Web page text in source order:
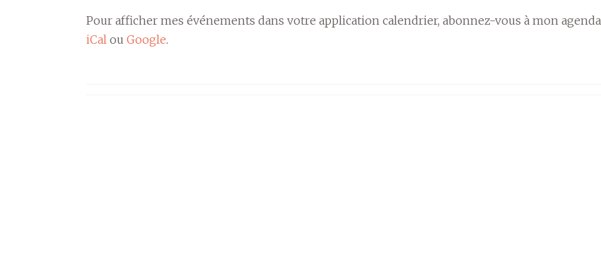
Pour afficher mes événements dans votre application calendrier, abonnez-vous à mon agenda
iCal ou Google.